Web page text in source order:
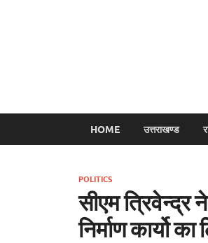
HOME उत्तराखण्ड
POLITICS
सीएम त्रिवेन्द्र
निर्माण कार्यो